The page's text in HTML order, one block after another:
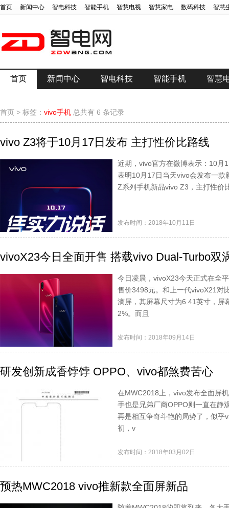
首页 新闻中心 智电科技 智能手机 智慧电视 智慧家电 数码科技 智慧
首页 新闻中心 智电科技 智能手机 智慧
首页 > 标签： vivo手机 总共有 6 条记录
vivo Z3将于10月17日发布 主打性价比路线
近期，vivo官方在微博表示：10月
表明10月17日当天vivo会发布一款
Z系列手机新品vivo Z3，主打性价
发布时间：2018年10月11日
vivoX23今日全面开售 搭载vivo Dual-Turbo双
今日凌晨，vivoX23今天正式在全
售价3498元。和上一代vivoX21对
滴屏，其屏幕尺寸为6 41英寸，屏
2%。而且
发布时间：2018年09月14日
研发创新成香饽饽 OPPO、vivo都煞费苦心
在MWC2018上，vivo发布全面屏
手也是兄弟厂商OPPO则一直在静
再是相互争奇斗艳的局势了，似乎
初，v
发布时间：2018年03月02日
预热MWC2018 vivo推新款全面屏新品